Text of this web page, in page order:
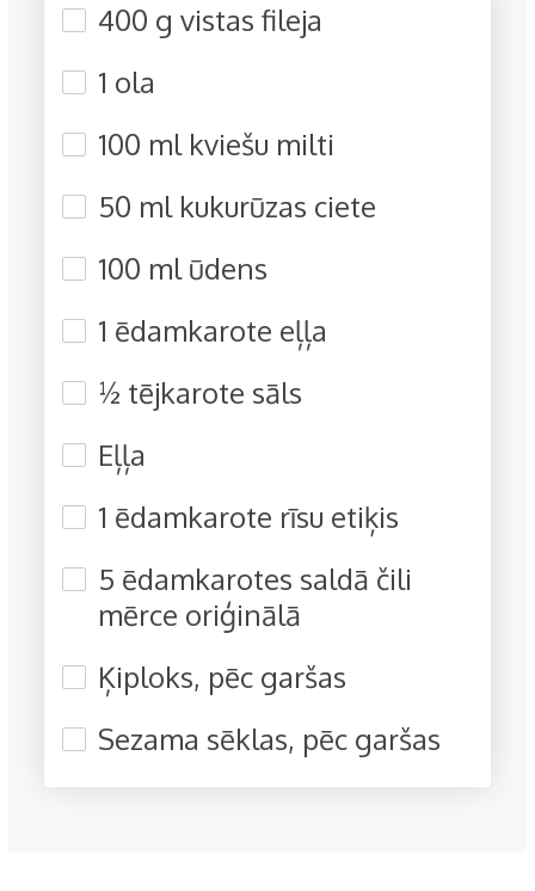
400 g vistas fileja
1 ola
100 ml kviešu milti
50 ml kukurūzas ciete
100 ml ūdens
1 ēdamkarote eļļa
½ tējkarote sāls
Eļļa
1 ēdamkarote rīsu etiķis
5 ēdamkarotes saldā čili
mērce oriģinālā
Ķiploks, pēc garšas
Sezama sēklas, pēc garšas